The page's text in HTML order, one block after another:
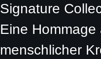
Signature
Eine
menschlicher